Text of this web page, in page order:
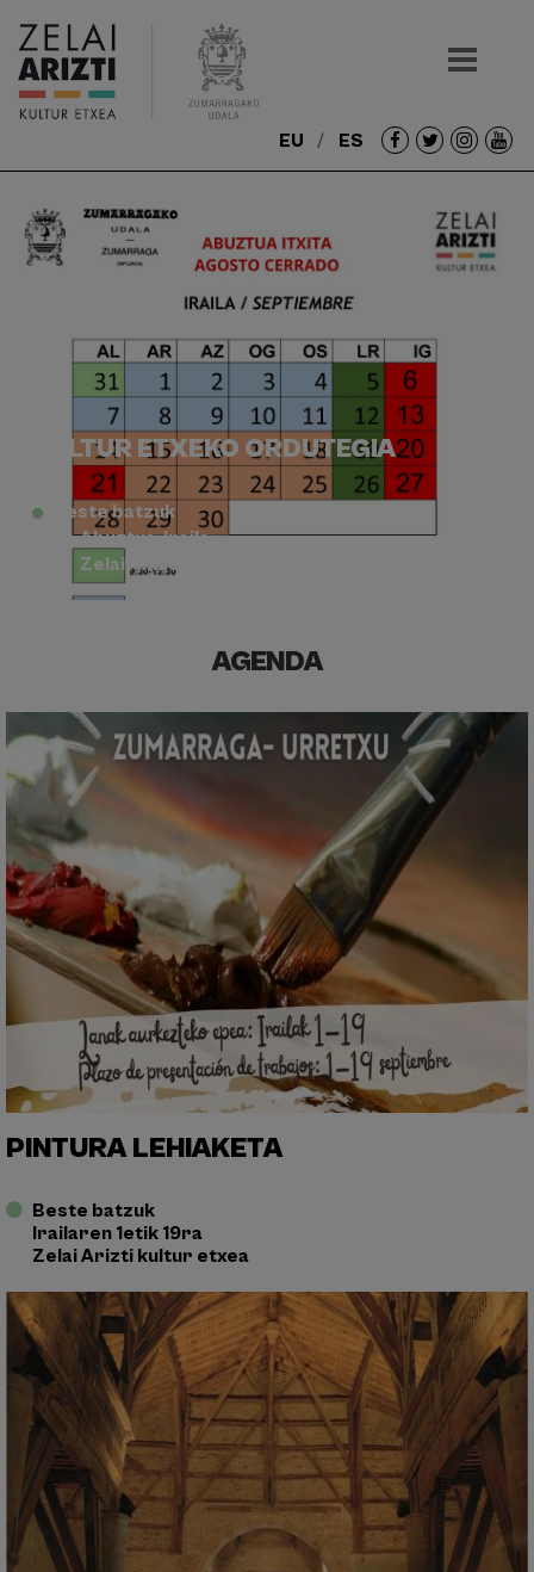
EU ES
Redes
sociales
KULTUR ETXEKO ORDUTEGIA
Beste batzuk
Abuztua-Iraila
Zelai Arizti kultur etxea
AGENDA
PINTURA LEHIAKETA
Beste batzuk
Irailaren 1etik 19ra
Zelai Arizti kultur etxea